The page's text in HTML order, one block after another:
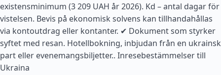
existensminimum (3 209 UAH år 2026). Kd – antal dagar för
vistelsen. Bevis på ekonomisk solvens kan tillhandahållas
via kontoutdrag eller kontanter. ✔ Dokument som styrker
syftet med resan. Hotellbokning, inbjudan från en ukrainsk
part eller evenemangsbiljetter.. Inresebestämmelser till
Ukraina